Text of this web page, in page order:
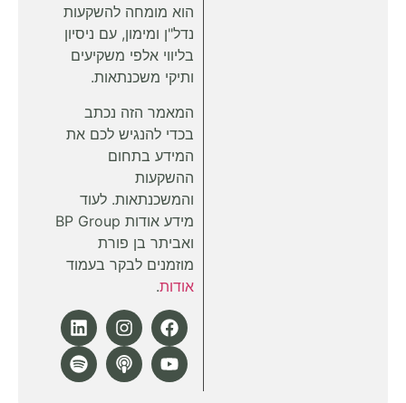
הוא מומחה להשקעות
נדל"ן ומימון, עם ניסיון
בליווי אלפי משקיעים
ותיקי משכנתאות.
המאמר הזה נכתב
בכדי להנגיש לכם את
המידע בתחום
ההשקעות
והמשכנתאות. לעוד
מידע אודות BP Group
ואביתר בן פורת
מוזמנים לבקר בעמוד
אודות.